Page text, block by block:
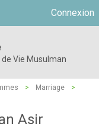
Connexion
Vie Musulman
> Marriage
>
Asir